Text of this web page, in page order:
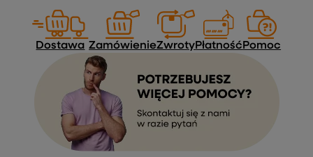
Dostawa ZamówienieZwrotyPłatność Pomoc